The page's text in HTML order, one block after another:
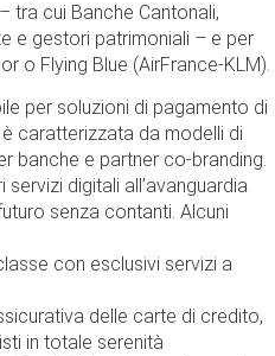
tra cui Banche Cantonali,
e gestori patrimoniali – e per
o Flying Blue (AirFrance-KLM).
per soluzioni di pagamento di
caratterizzata da modelli di
banche e partner co-branding.
digitali all’avanguardia
senza contanti. Alcuni
con esclusivi servizi a
delle carte di credito,
in totale serenità